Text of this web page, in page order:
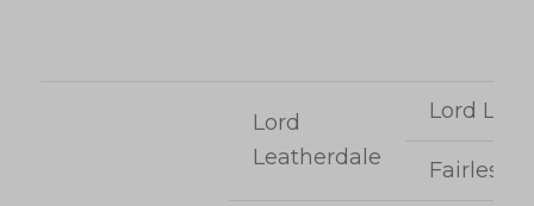
Lord
Leatherdale
Lord
Fairless P